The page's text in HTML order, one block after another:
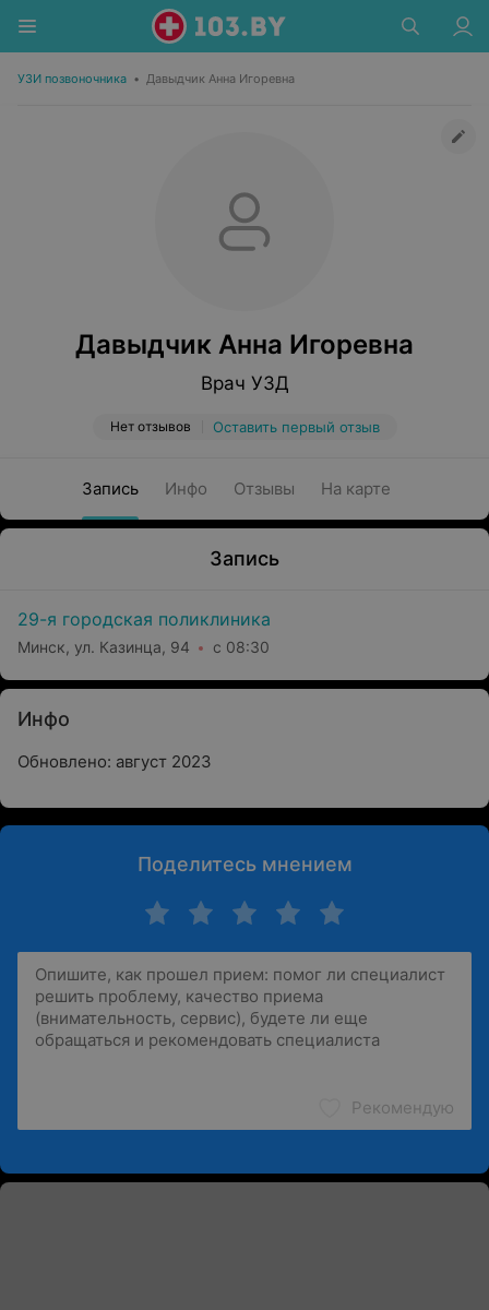
УЗИ позвоночника • Давыдчик Анна Игоревна
Давыдчик Анна Игоревна
Врач УЗД
Нет отзывов Оставить первый отзыв
Запись Инфо Отзывы На карте
Запись
29-я городская поликлиника
Минск, ул. Казинца, 94 с 08:30
Инфо
Обновлено: август 2023
Поделитесь мнением
Рекомендую